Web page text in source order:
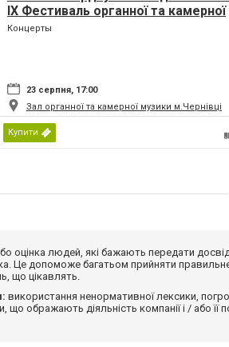
IX Фестиваль органної та камерної
музики до дня Незалежності
Концерты
23 серпня, 17:00
Зал органної та камерної музики м.Чернівці
Купити
оцінка людей, які бажають передати
Це допоможе багатьом прийняти
що цікавлять.
використання ненормативної лексики,
що ображають діяльність компанії і / або